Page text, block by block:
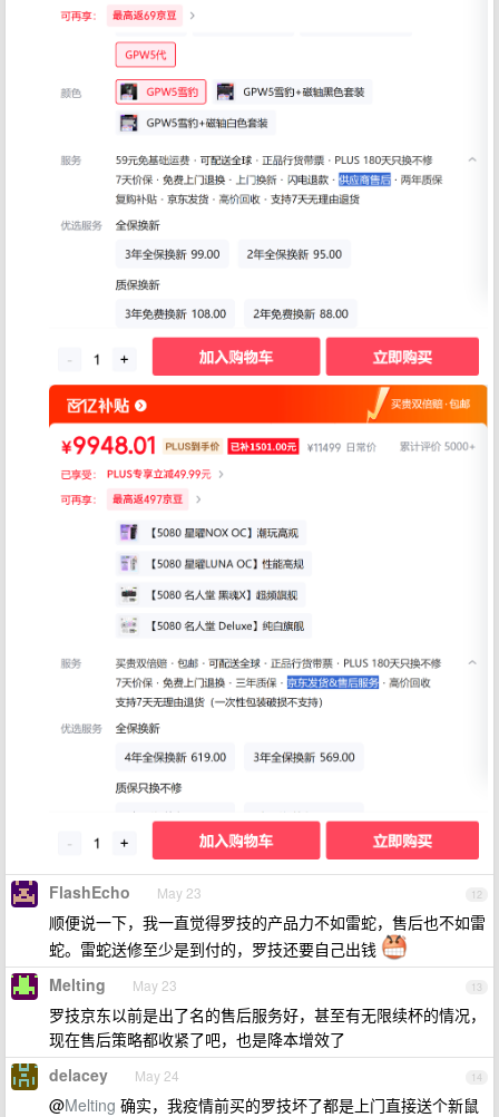
12
FlashEcho May 23
顺便说一下，我一直觉得罗技的产品力不如雷蛇，售后也不如雷
蛇。雷蛇送修至少是到付的，罗技还要自己出钱
13
Melting May 23
罗技京东以前是出了名的售后服务好，甚至有无限续杯的情况，
现在售后策略都收紧了吧，也是降本增效了
14
delacey May 24
@Melting 确实，我疫情前买的罗技坏了都是上门直接送个新鼠